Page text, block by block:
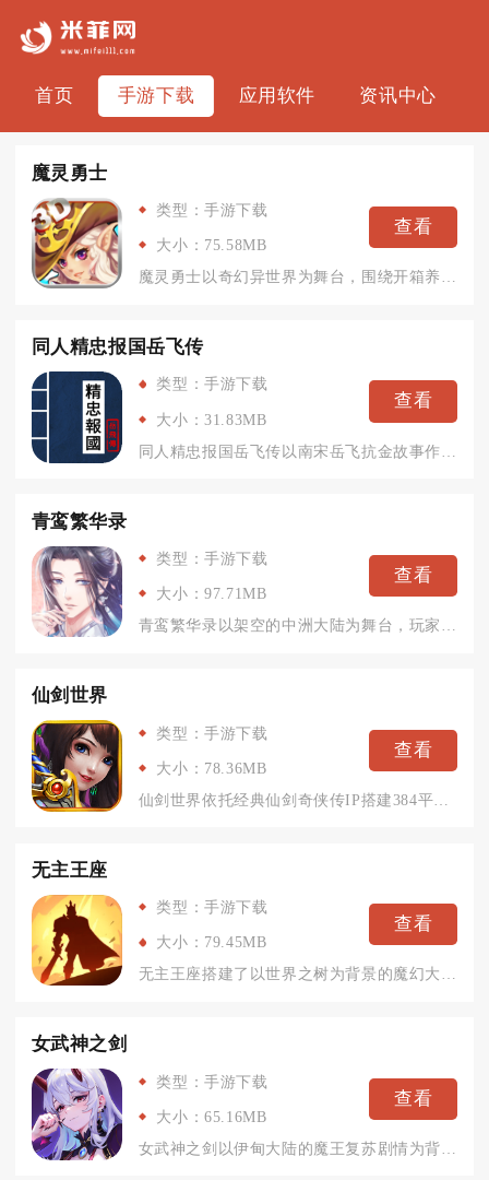
首页 手游下载 应用软件 资讯中心
魔灵勇士
类型：手游下载
大小：75.58MB
查看
同人精忠报国岳飞传
类型：手游下载
大小：31.83MB
查看
青鸾繁华录
类型：手游下载
大小：97.71MB
查看
仙剑世界
类型：手游下载
大小：78.36MB
查看
无主王座
类型：手游下载
大小：79.45MB
查看
女武神之剑
类型：手游下载
大小：65.16MB
查看